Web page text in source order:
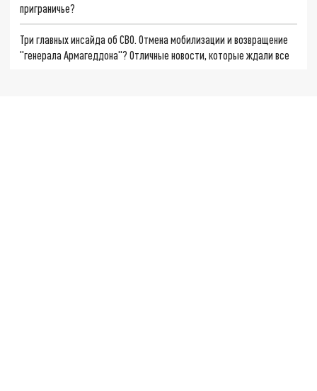
приграничье?
Три главных инсайда об СВО. Отмена мобилизации и возвращение
"генерала Армагеддона"? Отличные новости, которые ждали все